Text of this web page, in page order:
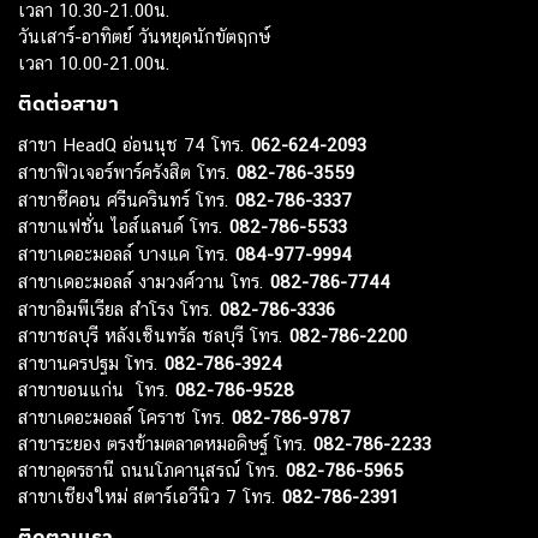
เวลา 10.30-21.00น.
วันเสาร์-อาทิตย์ วันหยุดนักขัตฤกษ์
เวลา 10.00-21.00น.
ติดต่อสาขา
สาขา HeadQ อ่อนนุช 74 โทร. 062-624-2093
สาขาฟิวเจอร์พาร์ครังสิต โทร. 082-786-3559
สาขาซีคอน ศรีนครินทร์ โทร. 082-786-3337
สาขาแฟชั่น ไอส์แลนด์ โทร. 082-786-5533
สาขาเดอะมอลล์ บางแค โทร. 084-977-9994
สาขาเดอะมอลล์ งามวงศ์วาน โทร. 082-786-7744
สาขาอิมพีเรียล สำโรง โทร. 082-786-3336
สาขาชลบุรี หลังเซ็นทรัล ชลบุรี โทร. 082-786-2200
สาขานครปฐม โทร. 082-786-3924
สาขาขอนแก่น โทร. 082-786-9528
สาขาเดอะมอลล์ โคราช โทร. 082-786-9787
สาขาระยอง ตรงข้ามตลาดหมอดิษฐ์ โทร. 082-786-2233
สาขาอุดรธานี ถนนโภคานุสรณ์ โทร. 082-786-5965
สาขาเชียงใหม่ สตาร์เอวีนิว 7 โทร. 082-786-2391